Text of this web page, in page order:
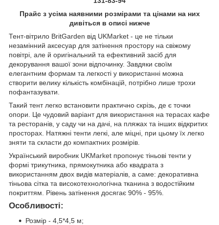
Прайс з усіма наявними розмірами та цінами на них
дивіться в описі нижче
Тент-вітрило BritGarden від UKMarket - це не тільки
незамінний аксесуар для затінення простору на свіжому
повітрі, але й оригінальний та ефективний засіб для
декорування вашої зони відпочинку. Завдяки своїм
елегантним формам та легкості у використанні можна
створити велику кількість комбінацій, потрібно лише трохи
пофантазувати.
Такий тент легко встановити практично скрізь, де є точки
опори. Це чудовий варіант для використання на терасах кафе
та ресторанів, у саду чи на дачі, на пляжах та інших відкритих
просторах. Натяжні тенти легкі, але міцні, при цьому їх легко
зняти та скласти до компактних розмірів.
Український виробник UKMarket пропонує тіньові тенти у
формі трикутника, прямокутника або квадрата з
використанням двох видів матеріалів, а саме: декоративна
тіньова сітка та високотехнологічна тканина з водостійким
покриттям. Рівень затінення досягає 90% - 95%.
Особливості:
Розмір - 4,5*4,5 м;